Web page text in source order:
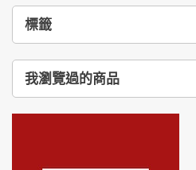
標籤
我瀏覽過的商品